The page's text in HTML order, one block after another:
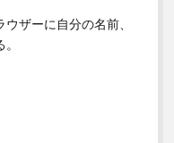
ザーに自分の名前、